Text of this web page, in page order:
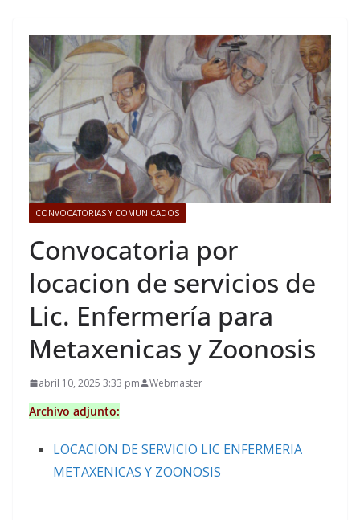
CONVOCATORIAS Y COMUNICADOS
Convocatoria por
locacion de servicios de
Lic. Enfermería para
Metaxenicas y Zoonosis
abril 10, 2025 3:33 pm Webmaster
Archivo adjunto:
LOCACION DE SERVICIO LIC ENFERMERIA
METAXENICAS Y ZOONOSIS